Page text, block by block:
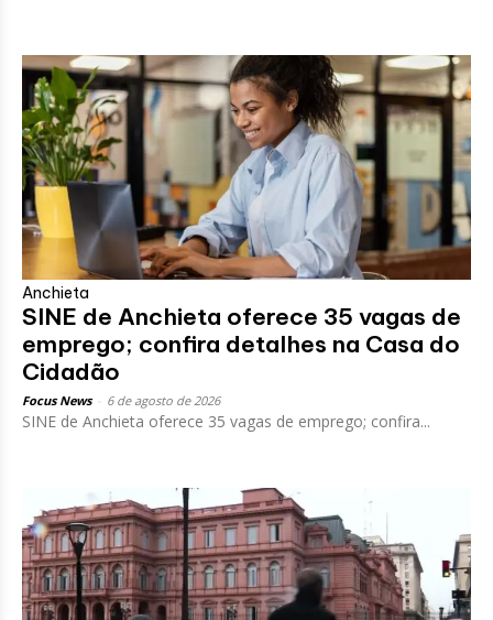
Anchieta
SINE de Anchieta oferece 35 vagas de
emprego; confira detalhes na Casa do
Cidadão
Focus News 6 de agosto de 2026
SINE de Anchieta oferece 35 vagas de emprego; confira...